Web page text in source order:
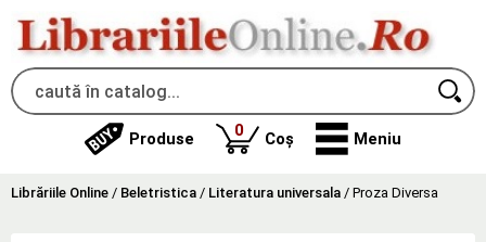
Produse 0produse
Coș Meniu
Librăriile Online / Beletristica / Literatura universala / Proza Diversa